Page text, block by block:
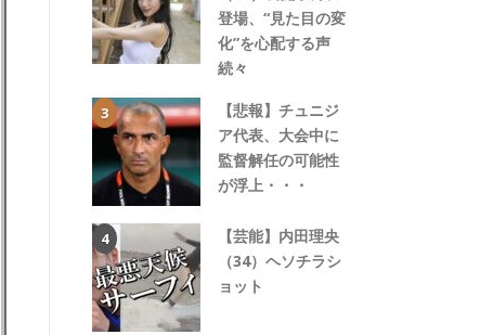
登場、“見た目の変
化”を心配する声
続々
【悲報】チュニジ
ア代表、大会中に
監督解任の可能性
が浮上・・・
【芸能】内田理央
（34）ヘソチラシ
ョット